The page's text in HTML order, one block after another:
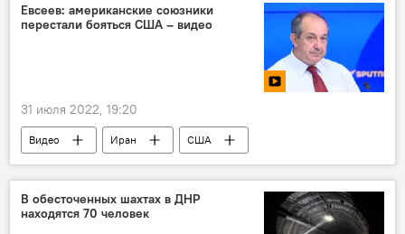
Евсеев: американские союзники
перестали бояться США – видео
31 июля 2022, 19:20
Видео Иран
США
Израиль
Джо Байден
В обесточенных шахтах в ДНР
находятся 70 человек